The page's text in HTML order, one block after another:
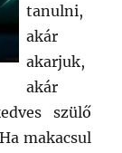
tanulni,
akár
akarjuk,
akár
szülő
makacsul